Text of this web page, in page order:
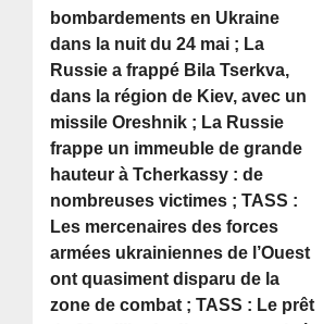
bombardements en Ukraine
dans la nuit du 24 mai ; La
Russie a frappé Bila Tserkva,
dans la région de Kiev, avec un
missile Oreshnik ; La Russie
frappe un immeuble de grande
hauteur à Tcherkassy : de
nombreuses victimes ; TASS :
Les mercenaires des forces
armées ukrainiennes de l’Ouest
ont quasiment disparu de la
zone de combat ; TASS : Le prêt